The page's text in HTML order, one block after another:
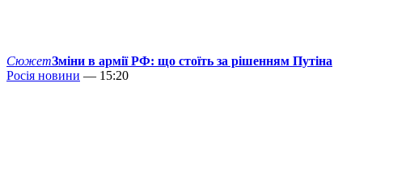
СюжетЗміни в армії РФ: що стоїть за рішенням Путіна
Росія новини — 15:20